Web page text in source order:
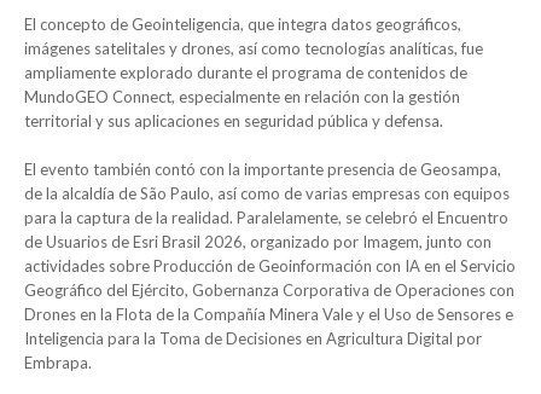
El concepto de Geointeligencia, que integra datos geográficos,
imágenes satelitales y drones, así como tecnologías analíticas, fue
ampliamente explorado durante el programa de contenidos de
MundoGEO Connect, especialmente en relación con la gestión
territorial y sus aplicaciones en seguridad pública y defensa.
El evento también contó con la importante presencia de Geosampa,
de la alcaldía de São Paulo, así como de varias empresas con equipos
para la captura de la realidad. Paralelamente, se celebró el Encuentro
de Usuarios de Esri Brasil 2026, organizado por Imagem, junto con
actividades sobre Producción de Geoinformación con IA en el Servicio
Geográfico del Ejército, Gobernanza Corporativa de Operaciones con
Drones en la Flota de la Compañía Minera Vale y el Uso de Sensores e
Inteligencia para la Toma de Decisiones en Agricultura Digital por
Embrapa.